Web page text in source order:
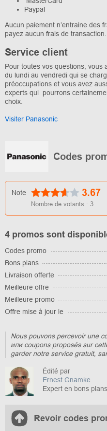
Paypal
Aucun paiement n’entraine des
payez aucun frais de transaction.
Service client
Pour toutes vos questions, vous
du lundi au vendredi qui se
préoccupations et vous avez
experts qui pourrons
choix.
Visiter Panasonic
Codes
Note 3.67
Nombre de votants : 3
4 promos sont
Codes promo
Bons plans
Livraison offerte
Meilleure offre
Meilleure promo
Offre mise à jour le
Nous pouvons percevoir une
или coupons proposés sur
garder notre service gratuit,
Édité par
Ernest Gnamke
Expert en bons plans
Revoir codes